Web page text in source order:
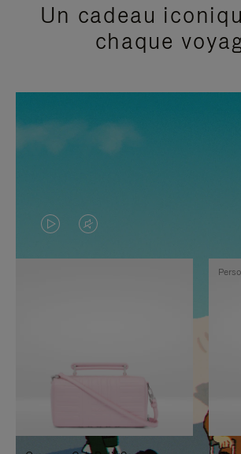
Un cadeau
chaque
LA
VIDÉO
PAUSE,
APPUYEZ
SUR
LE
SON
DÉSACTIVÉ.
VEUILLEZ